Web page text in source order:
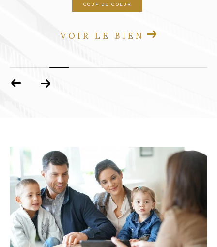
EXCLUSIVITÉ NOUVEAUTÉ
VOIR LE BIEN